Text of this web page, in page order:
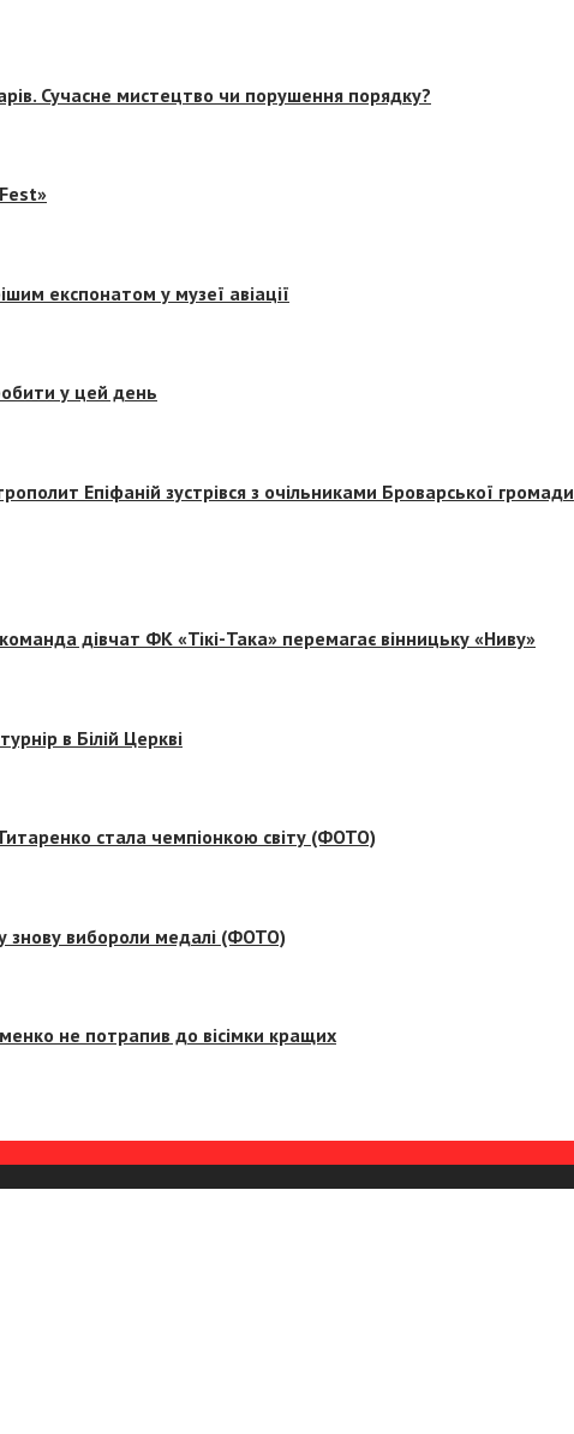
Сучасне мистецтво чи порушення порядку?
експонатом у музеї авіації
у цей день
Епіфаній зустрівся з очільниками Броварської громади
дівчат ФК «Тікі-Така» перемагає вінницьку «Ниву»
в Білій Церкві
стала чемпіонкою світу (ФОТО)
знову вибороли медалі (ФОТО)
не потрапив до вісімки кращих